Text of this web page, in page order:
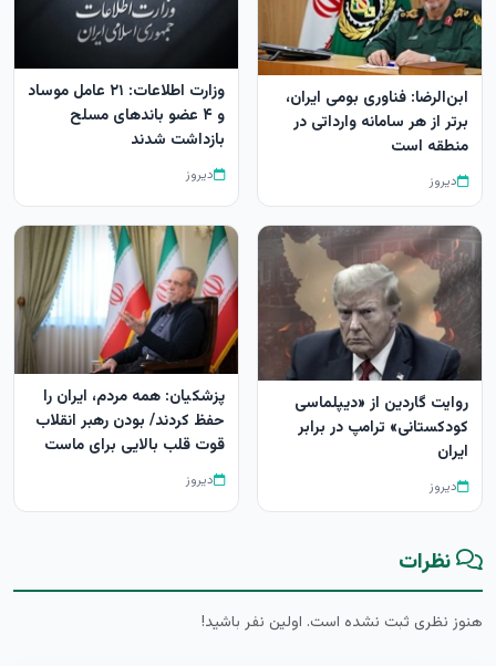
ابن‌الرضا: فناوری بومی ایران،
برتر از هر سامانه وارداتی در
منطقه است
دیروز
وزارت اطلاعات: ۲۱ عامل موساد
و ۴ عضو باندهای مسلح
بازداشت شدند
دیروز
روایت گاردین از «دیپلماسی
کودکستانی» ترامپ در برابر
ایران
دیروز
پزشکیان: همه مردم، ایران را
حفظ کردند/ بودن رهبر انقلاب
قوت قلب بالایی برای ماست
دیروز
نظرات
هنوز نظری ثبت نشده است. اولین نفر باشید!